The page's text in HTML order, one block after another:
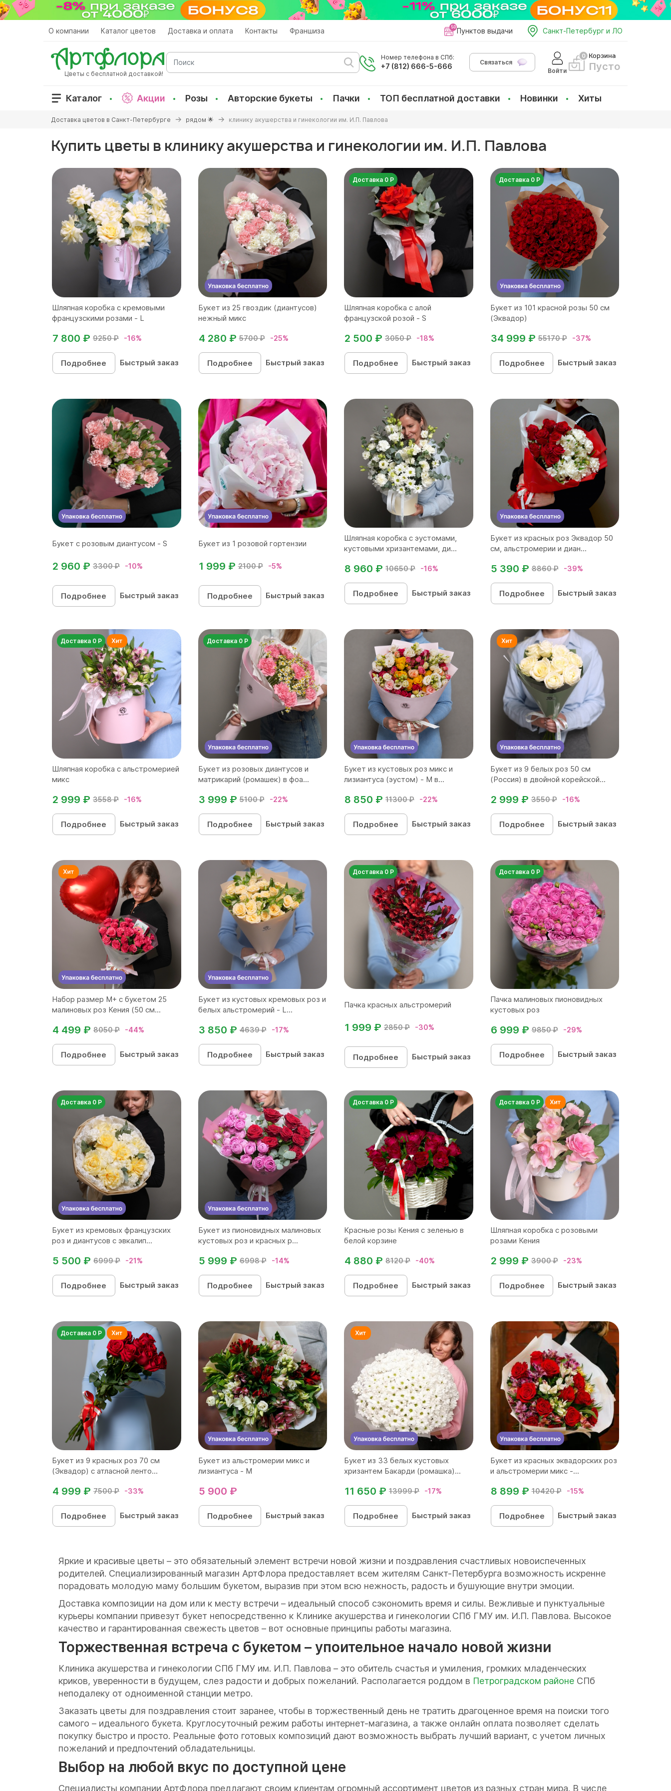
Перейти
к
О компании Каталог цветов Доставка и оплата Контакты Франшиза Пунктов выдачи Санкт-Петербург и ЛО
Цветы с бесплатной доставкой!
Поиск
Номер телефона в СПб:
+7 (812) 666-5-666
Связаться
Войти
Корзина
Пусто
Каталог Акции Розы Авторские букеты Пачки ТОП бесплатной доставки Новинки Хиты
здесь
Доставка цветов в Санкт-Петербурге рядом 🌟 клинику акушерства и гинекологии им. И.П. Павлова
Купить цветы в клинику акушерства и гинекологии им. И.П. Павлова
Шляпная коробка с кремовыми
французскими розами - L
9250 ₽ -16%
7 800 ₽
Подробнее Быстрый заказ
Букет из 25 гвоздик (диантусов)
нежный микс
5700 ₽ -25%
4 280 ₽
Подробнее Быстрый заказ
Доставка 0 Р
Шляпная коробка с алой
французской розой - S
3050 ₽ -18%
2 500 ₽
Подробнее Быстрый заказ
Доставка 0 Р
Букет из 101 красной розы 50 см
(Эквадор)
55170 ₽ -37%
34 999 ₽
Подробнее Быстрый заказ
Букет с розовым диантусом - S
3300 ₽ -10%
2 960 ₽
Подробнее Быстрый заказ
Букет из 1 розовой гортензии
2100 ₽ -5%
1 999 ₽
Подробнее Быстрый заказ
Шляпная коробка с эустомами,
кустовыми хризантемами, ди...
10650 ₽ -16%
8 960 ₽
Подробнее Быстрый заказ
Букет из красных роз Эквадор 50
см, альстромерии и диан...
8860 ₽ -39%
5 390 ₽
Подробнее Быстрый заказ
Доставка 0 Р
Шляпная коробка с альстромерией
микс
3558 ₽ -16%
2 999 ₽
Подробнее Быстрый заказ
Доставка 0 Р
Букет из розовых диантусов и
матрикарий (ромашек) в фоа...
5100 ₽ -22%
3 999 ₽
Подробнее Быстрый заказ
Букет из кустовых роз микс и
лизиантуса (эустом) - М в...
11300 ₽ -22%
8 850 ₽
Подробнее Быстрый заказ
Букет из 9 белых роз 50 см
(Россия) в двойной корейской...
3550 ₽ -16%
2 999 ₽
Подробнее Быстрый заказ
Набор размер М+ с букетом 25
малиновых роз Кения (50 см...
8050 ₽ -44%
4 499 ₽
Подробнее Быстрый заказ
Букет из кустовых кремовых роз и
белых альстромерий - L...
4639 ₽ -17%
3 850 ₽
Подробнее Быстрый заказ
Доставка 0 Р
Пачка красных альстромерий
2850 ₽ -30%
1 999 ₽
Подробнее Быстрый заказ
Доставка 0 Р
Пачка малиновых пионовидных
кустовых роз
9850 ₽ -29%
6 999 ₽
Подробнее Быстрый заказ
Доставка 0 Р
Букет из кремовых французских
роз и диантусов с эвкалип...
6999 ₽ -21%
5 500 ₽
Подробнее Быстрый заказ
Букет из пионовидных малиновых
кустовых роз и красных р...
6998 ₽ -14%
5 999 ₽
Подробнее Быстрый заказ
Доставка 0 Р
Красные розы Кения с зеленью в
белой корзине
8120 ₽ -40%
4 880 ₽
Подробнее Быстрый заказ
Доставка 0 Р
Шляпная коробка с розовыми
розами Кения
3900 ₽ -23%
2 999 ₽
Подробнее Быстрый заказ
Доставка 0 Р
Букет из 9 красных роз 70 см
(Эквадор) с атласной ленто...
7500 ₽ -33%
4 999 ₽
Подробнее Быстрый заказ
Букет из альстромерии микс и
лизиантуса - М
5 900 ₽
Подробнее Быстрый заказ
Букет из 33 белых кустовых
хризантем Бакарди (ромашка)...
13999 ₽ -17%
11 650 ₽
Подробнее Быстрый заказ
Букет из красных эквадорских роз
и альстромерии микс -...
10420 ₽ -15%
8 899 ₽
Подробнее Быстрый заказ
Яркие и красивые цветы – это обязательный элемент встречи новой жизни и поздравления счастливых новоиспеченных
родителей. Специализированный магазин АртФлора предоставляет всем жителям Санкт-Петербурга возможность искренне
порадовать молодую маму большим букетом, выразив при этом всю нежность, радость и бушующие внутри эмоции.
Доставка композиции на дом или к месту встречи – идеальный способ сэкономить время и силы. Вежливые и пунктуальные
курьеры компании привезут букет непосредственно к Клинике акушерства и гинекологии СПб ГМУ им. И.П. Павлова. Высокое
качество и гарантированная свежесть цветов – вот основные принципы работы магазина.
Торжественная встреча с букетом – упоительное начало новой жизни
Клиника акушерства и гинекологии СПб ГМУ им. И.П. Павлова – это обитель счастья и умиления, громких младенческих
криков, уверенности в будущем, слез радости и добрых пожеланий. Располагается роддом в Петроградском районе СПб
неподалеку от одноименной станции метро.
Заказать цветы для поздравления стоит заранее, чтобы в торжественный день не тратить драгоценное время на поиски того
самого – идеального букета. Круглосуточный режим работы интернет-магазина, а также онлайн оплата позволяет сделать
покупку быстро и просто. Реальные фото готовых композиций дают возможность выбрать лучший вариант, с учетом личных
пожеланий и предпочтений обладательницы.
Выбор на любой вкус по доступной цене
Специалисты компании АртФлора предлагают своим клиентам огромный ассортимент цветов из разных стран мира. В числе